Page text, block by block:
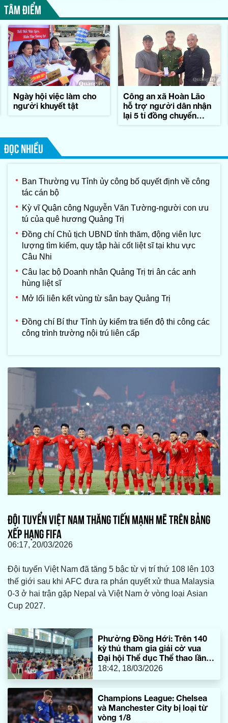
TÂM ĐIỂM
Ngày hội việc làm cho
người khuyết tật
Công an xã Hoàn Lão
hỗ trợ người dân nhận
lại 5 tỉ đồng chuyển
ĐỌC NHIỀU
Ban Thường vụ Tỉnh ủy công bố quyết định về công
tác cán bộ
Kỳ vĩ Quận công Nguyễn Văn Tường-người con ưu
tú của quê hương Quảng Trị
Đồng chí Chủ tịch UBND tỉnh thăm, động viên lực
lượng tìm kiếm, quy tập hài cốt liệt sĩ tại khu vực
Câu Nhi
Câu lạc bộ Doanh nhân Quảng Trị tri ân các anh
hùng liệt sĩ
Mở lối liên kết vùng từ sân bay Quảng Trị
Đồng chí Bí thư Tỉnh ủy kiểm tra tiến độ thi công các
công trình trường nội trú liên cấp
ĐỘI TUYỂN VIỆT NAM THĂNG TIẾN MẠNH MẼ TRÊN BẢNG
XẾP HẠNG FIFA
06:17, 20/03/2026
Đội tuyển Việt Nam đã tăng 5 bậc từ vị trí thứ 108 lên 103
thế giới sau khi AFC đưa ra phán quyết xử thua Malaysia
0-3 ở hai trận gặp Nepal và Việt Nam ở vòng loại Asian
Cup 2027.
Phường Đồng Hới: Trên 140
kỳ thủ tham gia giải cờ vua
Đại hội Thể dục Thể thao lần
thứ I
18:42, 18/03/2026
Champions League: Chelsea
và Manchester City bị loại từ
vòng 1/8